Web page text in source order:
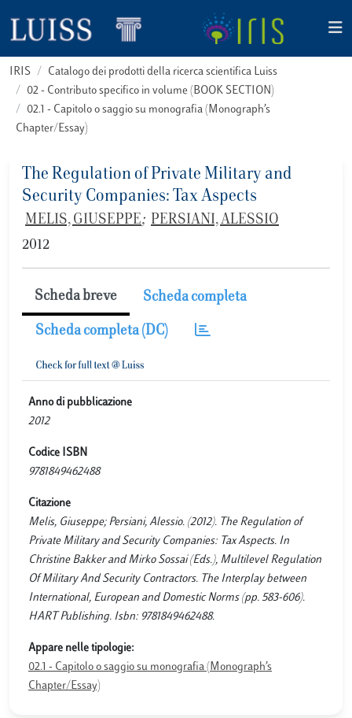
IRIS
Catalogo dei prodotti della ricerca scientifica Luiss
02 - Contributo specifico in volume (BOOK SECTION)
02.1 - Capitolo o saggio su monografia (Monograph’s
Chapter/Essay)
The Regulation of Private Military and
Security Companies: Tax Aspects
MELIS, GIUSEPPE; PERSIANI, ALESSIO
2012
Scheda breve Scheda completa
Scheda completa (DC)
Anno di pubblicazione
2012
Codice ISBN
9781849462488
Citazione
Melis, Giuseppe; Persiani, Alessio. (2012). The Regulation of
Private Military and Security Companies: Tax Aspects. In
Christine Bakker and Mirko Sossai (Eds.), Multilevel Regulation
Of Military And Security Contractors. The Interplay between
International, European and Domestic Norms (pp. 583-606).
HART Publishing. Isbn: 9781849462488.
Appare nelle tipologie:
02.1 - Capitolo o saggio su monografia (Monograph’s
Chapter/Essay)